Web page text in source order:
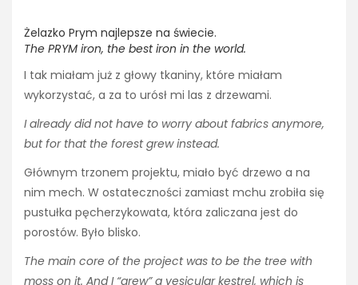
Żelazko Prym najlepsze na świecie.
The PRYM iron, the best iron in the world.
I tak miałam już z głowy tkaniny, które miałam
wykorzystać, a za to urósł mi las z drzewami.
I already did not have to worry about fabrics anymore,
but for that the forest grew instead.
Głównym trzonem projektu, miało być drzewo a na
nim mech. W ostateczności zamiast mchu zrobiła się
pustułka pęcherzykowata, która zaliczana jest do
porostów. Było blisko.
The main core of the project was to be the tree with
moss on it. And I “grew” a vesicular kestrel, which is